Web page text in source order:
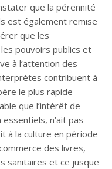
que la pérennité
est également remise
que les
pouvoirs publics et
à l’attention des
contribuent à
le plus rapide
que l’intérêt de
n’ait pas
à la culture en période
des livres,
sanitaires et ce jusque